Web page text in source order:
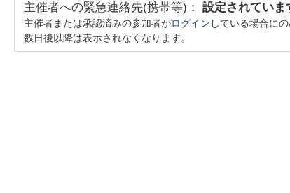
主催者への緊急連絡先(携帯等)：設定されていま
主催者または承認済みの参加者がログイン している場合に
数日後以降は表示されなくなります。